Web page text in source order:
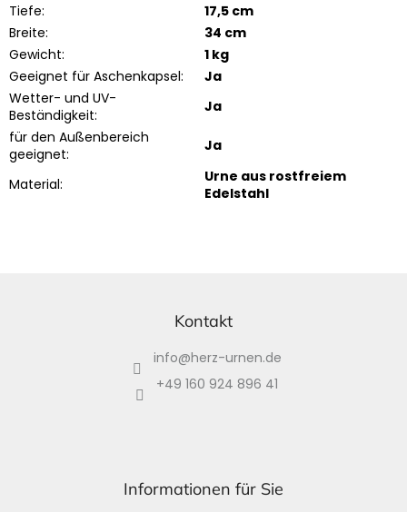
Tiefe:
17,5 cm
Breite:
34 cm
Gewicht:
1 kg
Geeignet für Aschenkapsel:
Ja
Wetter- und UV-
Beständigkeit:
Ja
für den Außenbereich
geeignet: Ja
Material:
Urne aus rostfreiem
Edelstahl
Kontakt
info@herz-urnen.de
+49 160 924 896 41
Informationen für Sie